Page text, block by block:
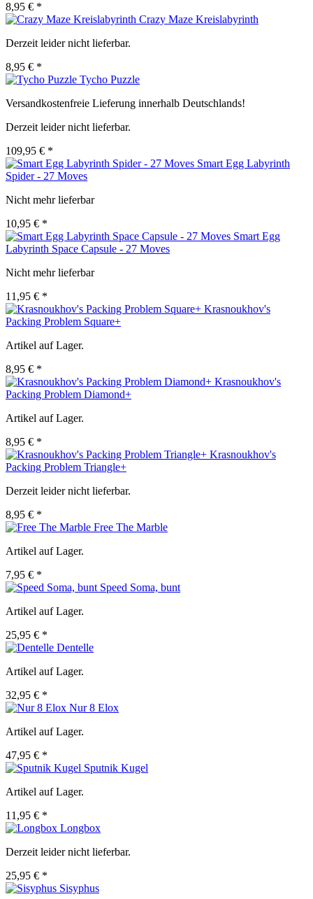
8,95 € *
Crazy Maze Kreislabyrinth
Derzeit leider nicht lieferbar.
8,95 € *
Tycho Puzzle
Versandkostenfreie Lieferung innerhalb Deutschlands!
Derzeit leider nicht lieferbar.
109,95 € *
Smart Egg Labyrinth
Spider - 27 Moves
Nicht mehr lieferbar
10,95 € *
Smart Egg
Labyrinth Space Capsule - 27 Moves
Nicht mehr lieferbar
11,95 € *
Krasnoukhov's
Packing Problem Square+
Artikel auf Lager.
8,95 € *
Krasnoukhov's
Packing Problem Diamond+
Artikel auf Lager.
8,95 € *
Krasnoukhov's
Packing Problem Triangle+
Derzeit leider nicht lieferbar.
8,95 € *
Free The Marble
Artikel auf Lager.
7,95 € *
Speed Soma, bunt
Artikel auf Lager.
25,95 € *
Dentelle
Artikel auf Lager.
32,95 € *
Nur 8 Elox
Artikel auf Lager.
47,95 € *
Sputnik Kugel
Artikel auf Lager.
11,95 € *
Longbox
Derzeit leider nicht lieferbar.
25,95 € *
Sisyphus